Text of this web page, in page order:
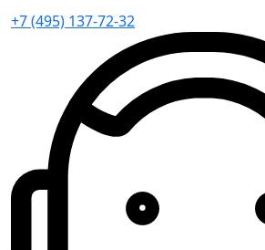
+7 (495) 137-72-32